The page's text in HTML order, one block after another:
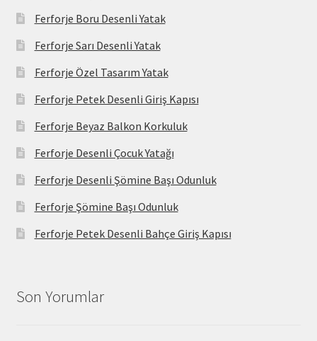
Ferforje Boru Desenli Yatak
Ferforje Sarı Desenli Yatak
Ferforje Özel Tasarım Yatak
Ferforje Petek Desenli Giriş Kapısı
Ferforje Beyaz Balkon Korkuluk
Ferforje Desenli Çocuk Yatağı
Ferforje Desenli Şömine Başı Odunluk
Ferforje Şömine Başı Odunluk
Ferforje Petek Desenli Bahçe Giriş Kapısı
Son Yorumlar